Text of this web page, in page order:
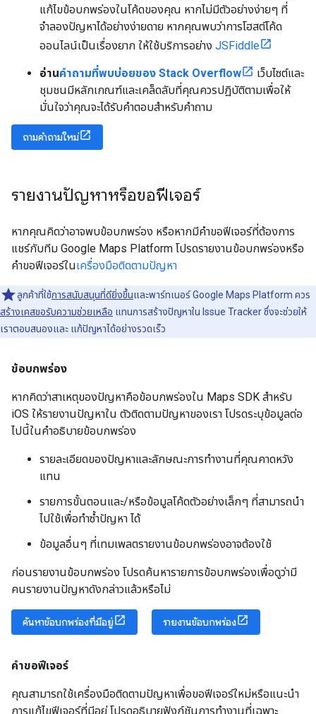
แก้ไขข้อบกพร่องในโค้ดของคุณ หากไม่มีตัวอย่างง่ายๆ ที่
จำลองปัญหาได้อย่างง่ายดาย หากคุณพบว่าการโฮสต์โค้ด
ออนไลน์เป็นเรื่องยาก ให้ใช้บริการอย่าง JSFiddle
อ่านคำถามที่พบบ่อยของ Stack Overflow
เว็บไซต์และ
ชุมชนมีหลักเกณฑ์และเคล็ดลับที่คุณควรปฏิบัติตามเพื่อให้
มั่นใจว่าคุณจะได้รับคำตอบสำหรับคำถาม
ถามคำถามใหม่
รายงานปัญหาหรือขอฟีเจอร์
หากคุณคิดว่าอาจพบข้อบกพร่อง หรือหากมีคำขอฟีเจอร์ที่ต้องการ
แชร์กับทีม Google Maps Platform โปรดรายงานข้อบกพร่องหรือ
คำขอฟีเจอร์ในเครื่องมือติดตามปัญหา
ลูกค้าที่ใช้การสนับสนุนที่ดียิ่งขึ้นและพาร์ทเนอร์ Google Maps Platform ควร
สร้างเคสขอรับความช่วยเหลือ แทนการสร้างปัญหาใน Issue Tracker ซึ่งจะช่วยให้
เราตอบสนองและ แก้ปัญหาได้อย่างรวดเร็ว
ข้อบกพร่อง
หากคิดว่าสาเหตุของปัญหาคือข้อบกพร่องใน Maps SDK สำหรับ
iOS ให้รายงานปัญหาใน ตัวติดตามปัญหาของเรา โปรดระบุข้อมูลต่อ
ไปนี้ในคำอธิบายข้อบกพร่อง
รายละเอียดของปัญหาและลักษณะการทำงานที่คุณคาดหวัง
แทน
รายการขั้นตอนและ/หรือข้อมูลโค้ดตัวอย่างเล็กๆ ที่สามารถนำ
ไปใช้เพื่อทำซ้ำปัญหา ได้
ข้อมูลอื่นๆ ที่เทมเพลตรายงานข้อบกพร่องอาจต้องใช้
ก่อนรายงานข้อบกพร่อง โปรดค้นหารายการข้อบกพร่องเพื่อดูว่ามี
คนรายงานปัญหาดังกล่าวแล้วหรือไม่
ค้นหาข้อบกพร่องที่มีอยู่ รายงานข้อบกพร่อง
คำขอฟีเจอร์
คุณสามารถใช้เครื่องมือติดตามปัญหาเพื่อขอฟีเจอร์ใหม่หรือแนะนำ
การแก้ไขฟีเจอร์ที่มีอยู่ โปรดอธิบายฟังก์ชันการทำงานที่เฉพาะ